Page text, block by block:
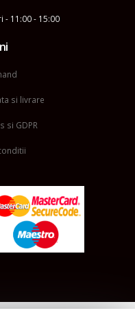
- 11:00 - 15:00
si livrare
si GDPR